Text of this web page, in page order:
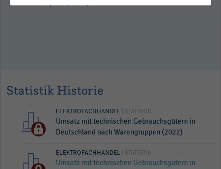
Statistik Historie
ELEKTROFACHHANDEL | STATISTIK
Umsatz mit technischen Gebrauchsgütern in
Deutschland nach Warengruppen (2022)
ELEKTROFACHHANDEL | STATISTIK
Umsatz mit technischen Gebrauchsgütern in